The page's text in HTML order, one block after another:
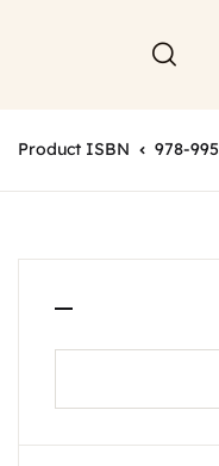
Product ISBN 978-